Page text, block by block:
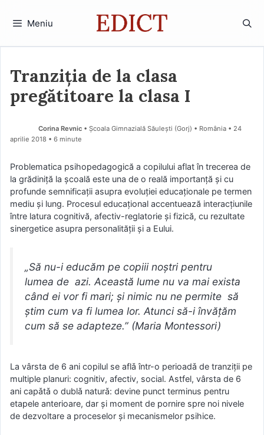
Meniu
Tranziția de la clasa
pregătitoare la clasa I
Corina Revnic • Şcoala Gimnazială Săulești (Gorj) • România
24
aprilie 2018 • 6 minute
Problematica psihopedagogică a copilului aflat în trecerea de
la grădiniță la școală este una de o reală importanță și cu
profunde semnificații asupra evoluției educaționale pe termen
mediu și lung. Procesul educațional accentuează interacțiunile
între latura cognitivă, afectiv-reglatorie și fizică, cu rezultate
sinergetice asupra personalității și a Eului.
„Să nu-i educăm pe copiii noştri pentru
lumea de azi. Această lume nu va mai exista
când ei vor fi mari; şi nimic nu ne permite să
ştim cum va fi lumea lor. Atunci să-i învăţăm
cum să se adapteze.” (Maria Montessori)
La vârsta de 6 ani copilul se aflǎ într-o perioadǎ de tranziţii pe
multiple planuri: cognitiv, afectiv, social. Astfel, vârsta de 6
ani capǎtǎ o dublǎ naturǎ: devine punct terminus pentru
etapele anterioare, dar şi moment de pornire spre noi nivele
de dezvoltare a proceselor şi mecanismelor psihice.